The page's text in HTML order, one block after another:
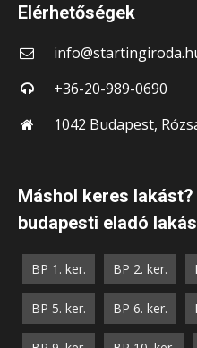
Elérhetőségek
+36-20-989-0690
1042 Budapest,
Máshol keres
budapesti eladó
BP 1. ker. BP 2. ker.
BP 5. ker. BP 6. ker.